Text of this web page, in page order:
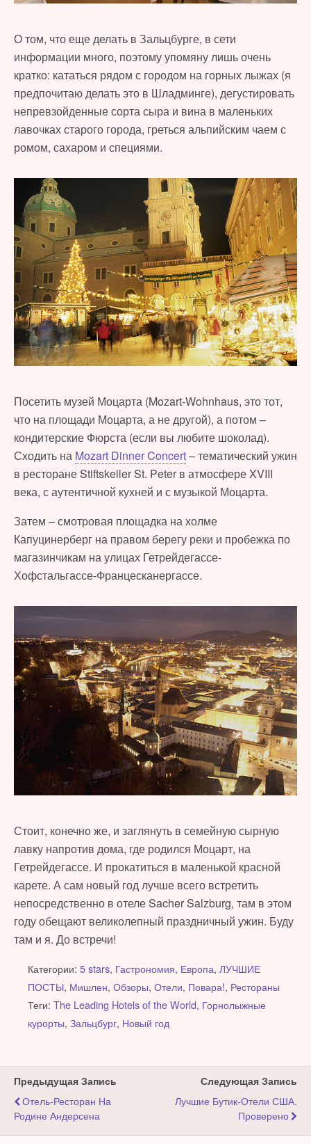
О том, что еще делать в Зальцбурге, в сети
информации много, поэтому упомяну лишь очень
кратко: кататься рядом с городом на горных лыжах (я
предпочитаю делать это в Шладминге), дегустировать
непревзойденные сорта сыра и вина в маленьких
лавочках старого города, греться альпийским чаем с
ромом, сахаром и специями.
Посетить музей Моцарта (Mozart-Wohnhaus, это тот,
что на площади Моцарта, а не другой), а потом –
кондитерские Фюрста (если вы любите шоколад).
Сходить на Mozart Dinner Concert– тематический ужин
в ресторане Stiftskeller St. Peter в атмосфере XVIII
века, с аутентичной кухней и с музыкой Моцарта.
Затем – смотровая площадка на холме
Капуцинерберг на правом берегу реки и пробежка по
магазинчикам на улицах Гетрейдегассе-
Хофстальгассе-Францесканергассе.
Стоит, конечно же, и заглянуть в семейную сырную
лавку напротив дома, где родился Моцарт, на
Гетрейдегассе. И прокатиться в маленькой красной
карете. А сам новый год лучше всего встретить
непосредственно в отеле Sacher Salzburg, там в этом
году обещают великолепный праздничный ужин. Буду
там и я. До встречи!
Категории: 5 stars, Гастрономия, Европа, ЛУЧШИЕ
ПОСТЫ, Мишлен, Обзоры, Отели, Повара!, Рестораны
Теги: The Leading Hotels of the World, Горнолыжные
курорты, Зальцбург, Новый год
Предыдущая Запись
Отель-Ресторан На
Родине Андерсена
Следующая Запись
Лучшие Бутик-Отели США.
Проверено